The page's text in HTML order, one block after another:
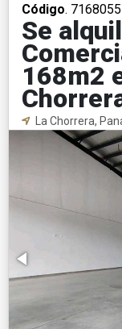
Código. 7168055
Se
168m2
La Chorrera,